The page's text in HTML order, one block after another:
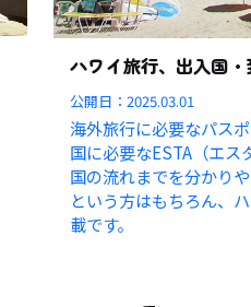
ハワイ旅行、出入国
公開日：2025.03.01
海外旅行に必要なパス
国に必要なESTA（エス
国の流れまでを分かり
という方はもちろん、
載です。